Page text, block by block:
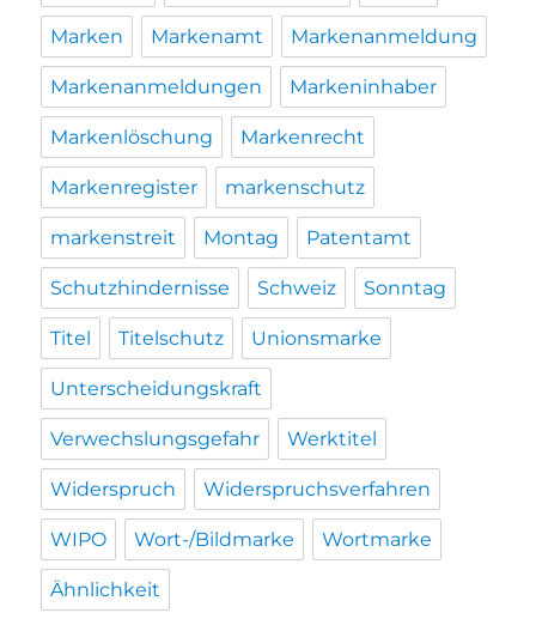
Marken Markenamt Markenanmeldung
Markenanmeldungen Markeninhaber
Markenlöschung Markenrecht
Markenregister markenschutz
markenstreit Montag Patentamt
Schutzhindernisse Schweiz Sonntag
Titel Titelschutz Unionsmarke
Unterscheidungskraft
Verwechslungsgefahr Werktitel
Widerspruch Widerspruchsverfahren
WIPO Wort-/Bildmarke Wortmarke
Ähnlichkeit